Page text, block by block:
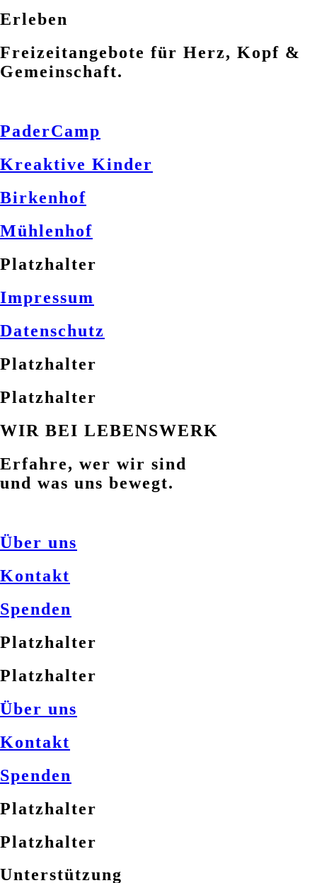
Erleben
Freizeitangebote für Herz, Kopf &
Gemeinschaft.
PaderCamp
Kreaktive Kinder
Birkenhof
Mühlenhof
Platzhalter
Impressum
Datenschutz
Platzhalter
Platzhalter
WIR BEI LEBENSWERK
Erfahre, wer wir sind
und was uns bewegt.
Über uns
Kontakt
Spenden
Platzhalter
Platzhalter
Über uns
Kontakt
Spenden
Platzhalter
Platzhalter
Unterstützung